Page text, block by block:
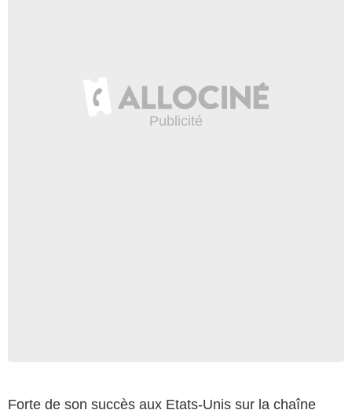
Forte de son succès aux Etats-Unis sur la chaîne